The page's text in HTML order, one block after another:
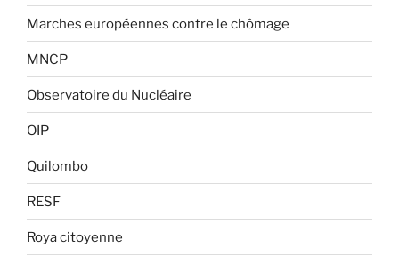
Marches européennes contre le chômage
MNCP
Observatoire du Nucléaire
OIP
Quilombo
RESF
Roya citoyenne